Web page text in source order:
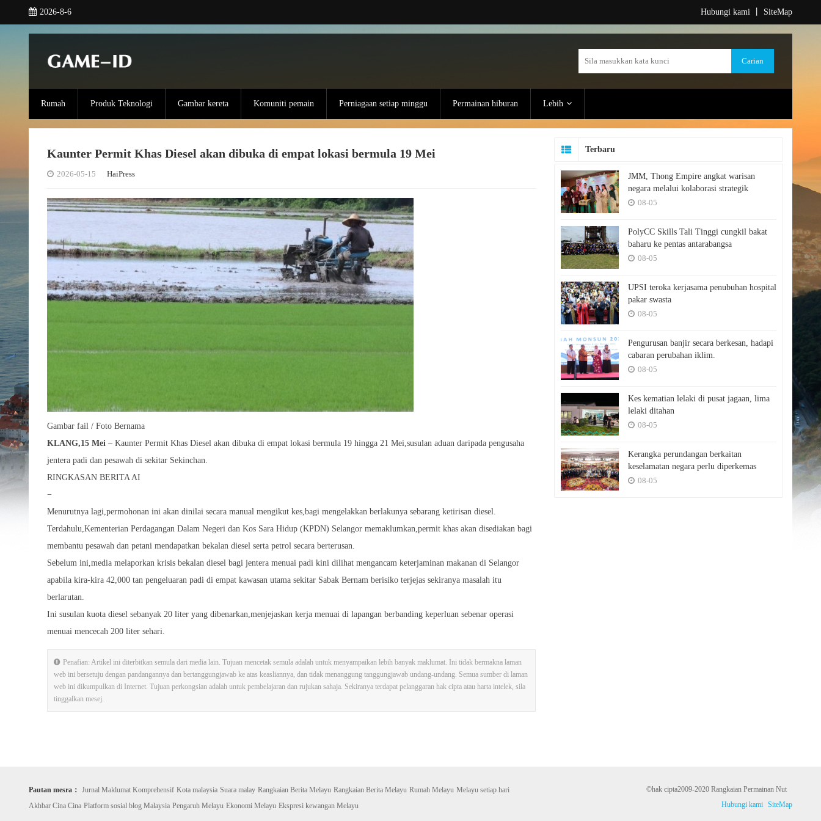
2026-8-6 Hubungi kami SiteMap
Rumah Produk Teknologi Gambar kereta Komuniti pemain Perniagaan setiap minggu Permainan hiburan Lebih
Kaunter Permit Khas Diesel akan dibuka di empat lokasi bermula 19 Mei
2026-05-15 HaiPress
Gambar fail / Foto Bernama
KLANG,15 Mei – Kaunter Permit Khas Diesel akan dibuka di empat lokasi bermula 19 hingga 21 Mei,susulan aduan daripada pengusaha
jentera padi dan pesawah di sekitar Sekinchan.
RINGKASAN BERITA AI
−
Menurutnya lagi,permohonan ini akan dinilai secara manual mengikut kes,bagi mengelakkan berlakunya sebarang ketirisan diesel.
Terdahulu,Kementerian Perdagangan Dalam Negeri dan Kos Sara Hidup (KPDN) Selangor memaklumkan,permit khas akan disediakan bagi
membantu pesawah dan petani mendapatkan bekalan diesel serta petrol secara berterusan.
Sebelum ini,media melaporkan krisis bekalan diesel bagi jentera menuai padi kini dilihat mengancam keterjaminan makanan di Selangor
apabila kira-kira 42,000 tan pengeluaran padi di empat kawasan utama sekitar Sabak Bernam berisiko terjejas sekiranya masalah itu
berlarutan.
Ini susulan kuota diesel sebanyak 20 liter yang dibenarkan,menjejaskan kerja menuai di lapangan berbanding keperluan sebenar operasi
menuai mencecah 200 liter sehari.
Penafian: Artikel ini diterbitkan semula dari media lain. Tujuan mencetak semula adalah untuk menyampaikan lebih banyak maklumat. Ini tidak bermakna laman
web ini bersetuju dengan pandangannya dan bertanggungjawab ke atas keasliannya, dan tidak menanggung tanggungjawab undang-undang. Semua sumber di laman
web ini dikumpulkan di Internet. Tujuan perkongsian adalah untuk pembelajaran dan rujukan sahaja. Sekiranya terdapat pelanggaran hak cipta atau harta intelek, sila
tinggalkan mesej.
Terbaru
JMM, Thong Empire angkat warisan
negara melalui kolaborasi strategik
08-05
PolyCC Skills Tali Tinggi cungkil bakat
baharu ke pentas antarabangsa
08-05
UPSI teroka kerjasama penubuhan hospital
pakar swasta
08-05
Pengurusan banjir secara berkesan, hadapi
cabaran perubahan iklim.
08-05
Kes kematian lelaki di pusat jagaan, lima
lelaki ditahan
08-05
Kerangka perundangan berkaitan
keselamatan negara perlu diperkemas
08-05
Pautan mesra： Jurnal Maklumat Komprehensif Kota malaysia Suara malay Rangkaian Berita Melayu Rangkaian Berita Melayu Rumah Melayu Melayu setiap hari
Akhbar Cina Cina Platform sosial blog Malaysia Pengaruh Melayu Ekonomi Melayu Ekspresi kewangan Melayu
©hak cipta2009-2020 Rangkaian Permainan Nut
Hubungi kami SiteMap